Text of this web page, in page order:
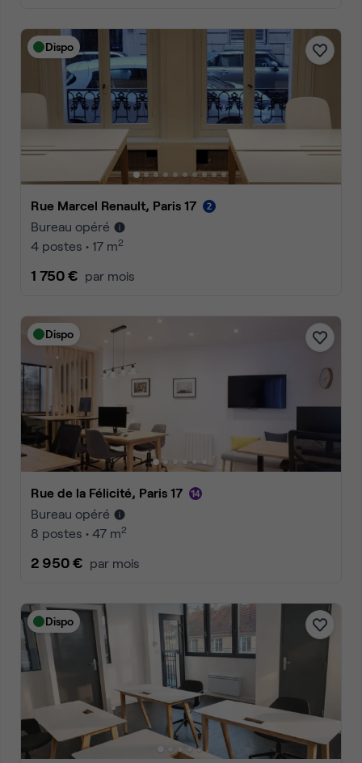
Dispo
Rue Marcel Renault, Paris 17
Bureau opéré
4 postes • 17 m2
1 750 € par mois
Dispo
Rue de la Félicité, Paris 17
Bureau opéré
8 postes • 47 m2
2 950 € par mois
Dispo